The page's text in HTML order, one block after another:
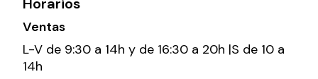
Ventas
L-V de 9:30 a 14h y de 16:30 a 20h |S de 10 a
14h